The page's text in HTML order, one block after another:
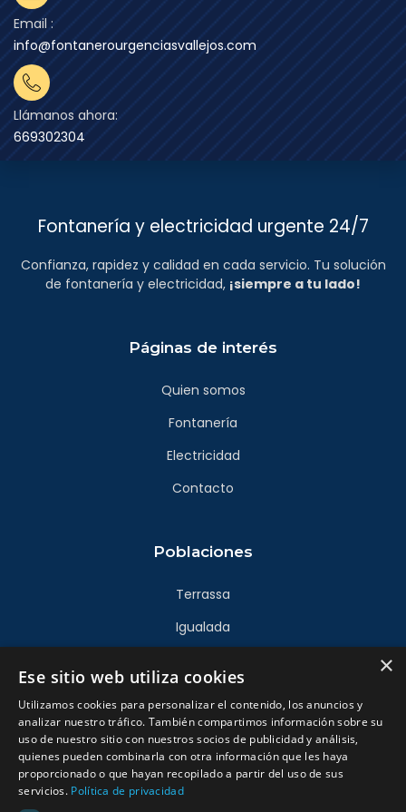
Email :
info@fontanerourgenciasvallejos.com
Llámanos ahora:
669302304
Fontanería y electricidad urgente 24/7
Confianza, rapidez y calidad en cada servicio. Tu solución
de fontanería y electricidad, ¡siempre a tu lado!
Páginas de interés
Quien somos
Fontanería
Electricidad
Contacto
Poblaciones
Terrassa
Igualada
Sant Cugat
Políticas legales
×
Ese sitio web utiliza cookies
Utilizamos cookies para personalizar el contenido, los anuncios y
analizar nuestro tráfico. También compartimos información sobre su
uso de nuestro sitio con nuestros socios de publicidad y análisis,
quienes pueden combinarla con otra información que les haya
proporcionado o que hayan recopilado a partir del uso de sus
servicios. Política de privacidad